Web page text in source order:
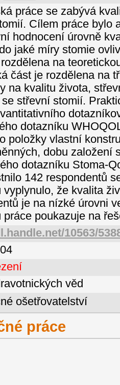
práce se zabývá
Cílem práce bylo
hodnocení úrovně
jaké míry stomie
na
část je rozdělena na
na kvalitu života,
střevní stomií.
dotazníku
položky vlastní
dobu založení
dotazníku Stoma-
142 respondentů
vyplynulo, že kvalita
je na nízké úrovni
práce poukazuje na
10563/
věd
ošetřovatelství
práce